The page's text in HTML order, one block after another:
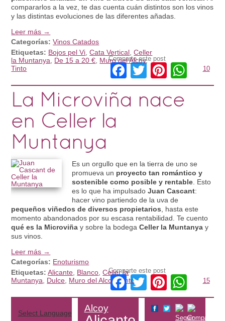
compararlos a la vez, te das cuenta cuán distintos son los vinos
y las distintas evoluciones de las diferentes añadas.
Leer más →
Categorías:Vinos Catados
Etiquetas: Bojos pel Vi ,Cata Vertical ,Celler
la Muntanya
De 15 a 20 € Muro del Alcoy,
Tinto
Comparte este post
Facebook
Twitter 10
La Microviña nace
en Celler la
Muntanya
Es un orgullo que en la tierra de uno se
promueva un proyecto tan romántico y
sostenible como posible y rentable . Esto
es lo que ha impulsadoJuan Cascant:
hacer vino partiendo de la uva de
pequeños viñedos de diversos propietarios , hasta este
momento abandonados por su escasa rentabilidad. Te cuento
qué es la Microviña y sobre la bodegaCeller la Muntanya y
sus vinos.
Leer más →
Categorías: Enoturismo
Etiquetas: Alicante Blanco ,Celler la
Muntanya
Dulce Muro del Alcoy ,Tinto
Comparte este post
Facebook
Twitter 15
Select Language Alcoy